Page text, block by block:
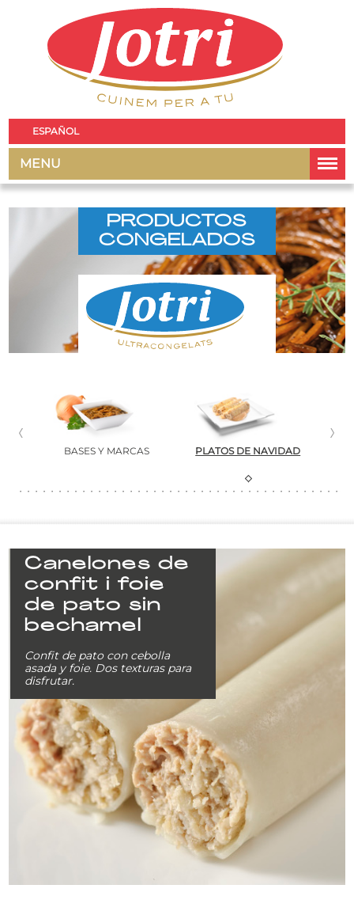
ESPAÑOL
MENU
PRODUCTOS
CONGELADOS
BASES Y MARCAS PLATOS DE NAVIDAD
Canelones de
confit i foie
de pato sin
bechamel
Confit de pato con cebolla
asada y foie. Dos texturas para
disfrutar.